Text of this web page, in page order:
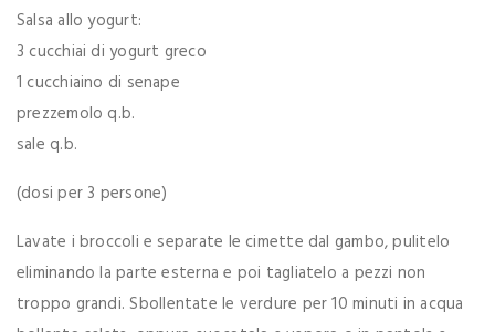
Salsa allo yogurt:
3 cucchiai di yogurt greco
1 cucchiaino di senape
prezzemolo q.b.
sale q.b.
(dosi per 3 persone)
Lavate i broccoli e separate le cimette dal gambo, pulitelo
eliminando la parte esterna e poi tagliatelo a pezzi non
troppo grandi. Sbollentate le verdure per 10 minuti in acqua